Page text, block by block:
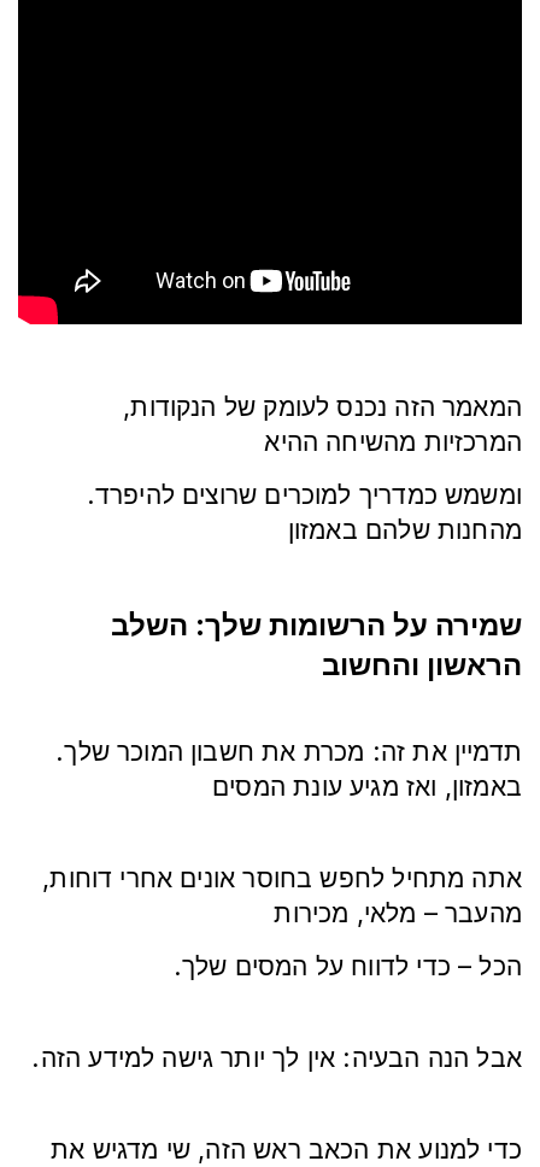
,המאמר הזה נכנס לעומק של הנקודות
המרכזיות מהשיחה ההיא
.ומשמש כמדריך למוכרים שרוצים להיפרד
מהחנות שלהם באמזון
שמירה על הרשומות שלך: השלב
הראשון והחשוב
.תדמיין את זה: מכרת את חשבון המוכר שלך
באמזון, ואז מגיע עונת המסים
,אתה מתחיל לחפש בחוסר אונים אחרי דוחות
מהעבר – מלאי, מכירות
.הכל – כדי לדווח על המסים שלך
.אבל הנה הבעיה: אין לך יותר גישה למידע הזה
כדי למנוע את הכאב ראש הזה, שי מדגיש את